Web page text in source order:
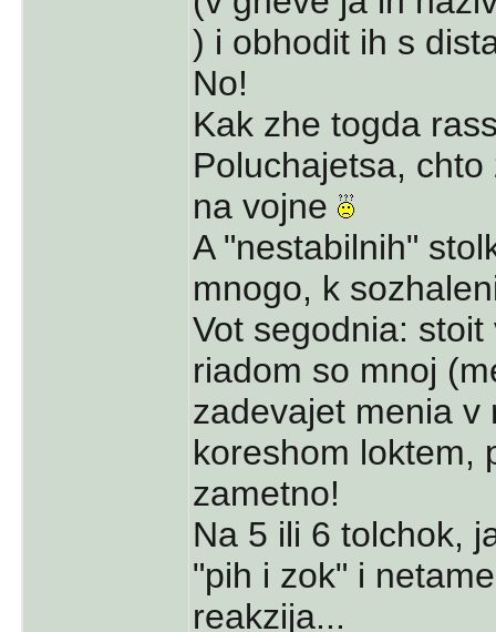
) i obhodit ih s
No!
Kak zhe togda
Poluchajetsa,
na vojne
A "nestabilnih"
mnogo, k
Vot segodnia:
riadom so mnoj
zadevajet menia v
koreshom loktem,
zametno!
Na 5 ili 6 tolchok,
"pih i zok" i
reakzija...